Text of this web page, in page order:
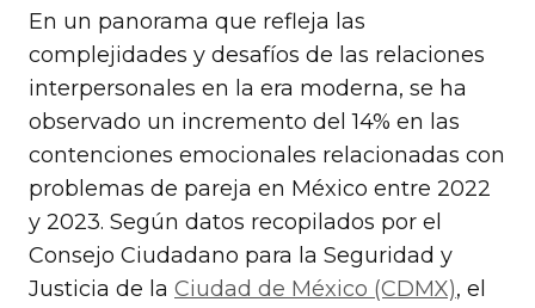
En un panorama que refleja las
complejidades y desafíos de las relaciones
interpersonales en la era moderna, se ha
observado un incremento del 14% en las
contenciones emocionales relacionadas con
problemas de pareja en México entre 2022
y 2023. Según datos recopilados por el
Consejo Ciudadano para la Seguridad y
Justicia de la Ciudad de México (CDMX), el